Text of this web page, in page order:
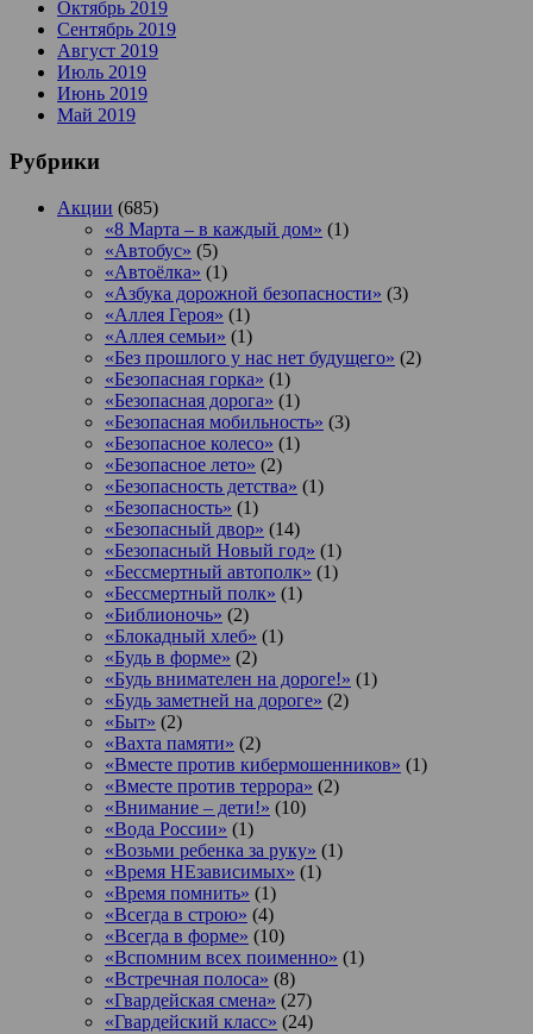
Октябрь 2019
Сентябрь 2019
Август 2019
Июль 2019
Июнь 2019
Май 2019
Рубрики
Акции (685)
«8 Марта – в каждый дом» (1)
«Автобус» (5)
«Автоёлка» (1)
«Азбука дорожной безопасности» (3)
«Аллея Героя» (1)
«Аллея семьи» (1)
«Без прошлого у нас нет будущего» (2)
«Безопасная горка» (1)
«Безопасная дорога» (1)
«Безопасная мобильность» (3)
«Безопасное колесо» (1)
«Безопасное лето» (2)
«Безопасность детства» (1)
«Безопасность» (1)
«Безопасный двор» (14)
«Безопасный Новый год» (1)
«Бессмертный автополк» (1)
«Бессмертный полк» (1)
«Библионочь» (2)
«Блокадный хлеб» (1)
«Будь в форме» (2)
«Будь внимателен на дороге!» (1)
«Будь заметней на дороге» (2)
«Быт» (2)
«Вахта памяти» (2)
«Вместе против кибермошенников» (1)
«Вместе против террора» (2)
«Внимание – дети!» (10)
«Вода России» (1)
«Возьми ребенка за руку» (1)
«Время НЕзависимых» (1)
«Время помнить» (1)
«Всегда в строю» (4)
«Всегда в форме» (10)
«Вспомним всех поименно» (1)
«Встречная полоса» (8)
«Гвардейская смена» (27)
«Гвардейский класс» (24)